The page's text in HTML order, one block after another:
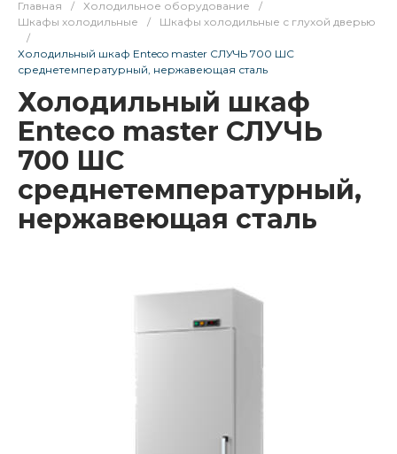
Главная / Холодильное оборудование
/
Шкафы холодильные
/
Шкафы холодильные с глухой дверью
/
Холодильный шкаф Enteco master СЛУЧЬ 700 ШС
среднетемпературный, нержавеющая сталь
Холодильный шкаф
Enteco master СЛУЧЬ
700 ШС
среднетемпературный,
нержавеющая сталь